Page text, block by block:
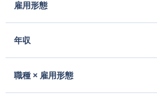
雇用形態
年収
職種 × 雇用形態